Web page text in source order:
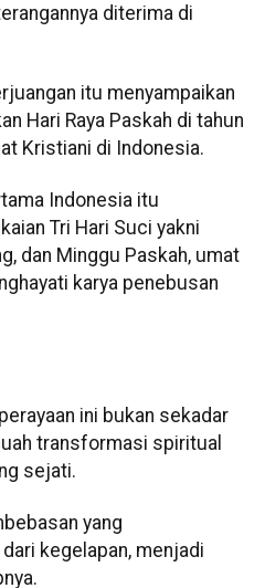
diterima di
itu menyampaikan
Hari Raya Paskah di tahun
Kristiani di Indonesia.
Indonesia itu
Tri Hari Suci yakni
dan Minggu Paskah, umat
karya penebusan
ini bukan sekadar
transformasi spiritual
sejati.
yang
kegelapan, menjadi